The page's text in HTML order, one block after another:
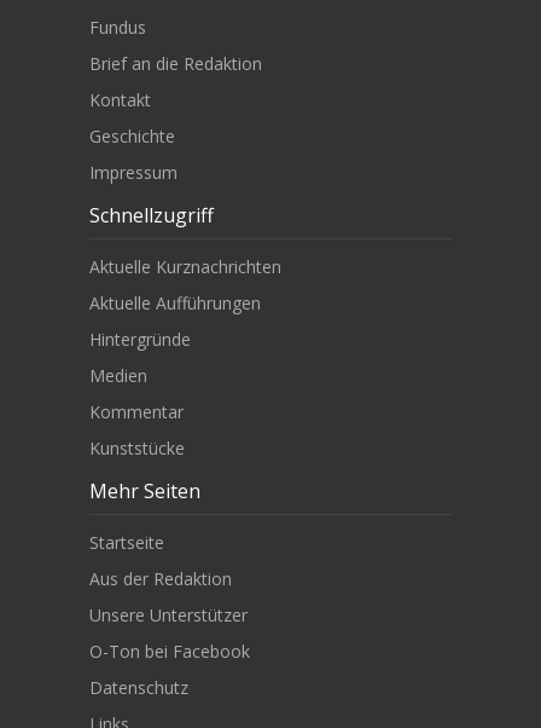
Fundus
Brief an die Redaktion
Kontakt
Geschichte
Impressum
Schnellzugriff
Aktuelle Kurznachrichten
Aktuelle Aufführungen
Hintergründe
Medien
Kommentar
Kunststücke
Mehr Seiten
Startseite
Aus der Redaktion
Unsere Unterstützer
O-Ton bei Facebook
Datenschutz